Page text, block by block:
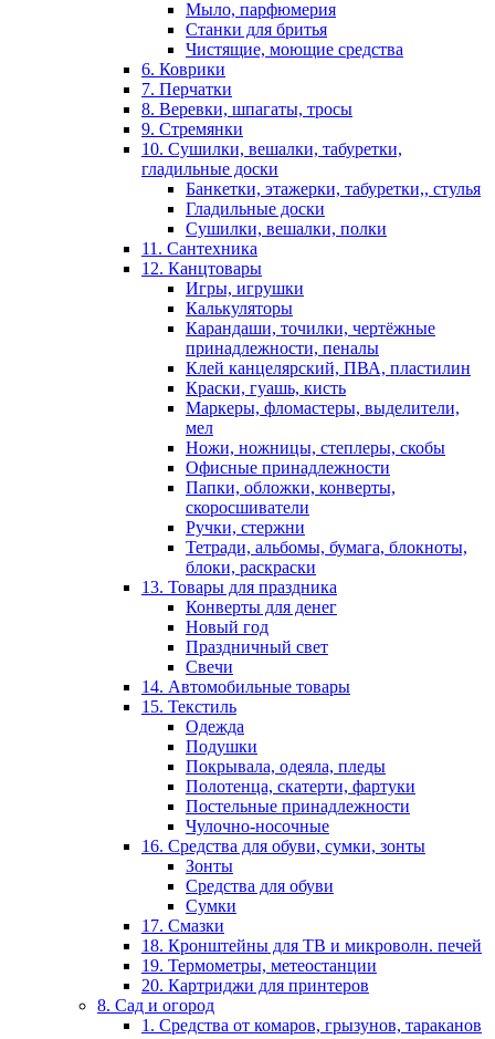
Мыло, парфюмерия
Станки для бритья
Чистящие, моющие средства
6. Коврики
7. Перчатки
8. Веревки, шпагаты, тросы
9. Стремянки
10. Сушилки, вешалки, табуретки,
гладильные доски
Банкетки, этажерки, табуретки,, стулья
Гладильные доски
Сушилки, вешалки, полки
11. Сантехника
12. Канцтовары
Игры, игрушки
Калькуляторы
Карандаши, точилки, чертёжные
принадлежности, пеналы
Клей канцелярский, ПВА, пластилин
Краски, гуашь, кисть
Маркеры, фломастеры, выделители,
мел
Ножи, ножницы, степлеры, скобы
Офисные принадлежности
Папки, обложки, конверты,
скоросшиватели
Ручки, стержни
Тетради, альбомы, бумага, блокноты,
блоки, раскраски
13. Товары для праздника
Конверты для денег
Новый год
Праздничный свет
Свечи
14. Автомобильные товары
15. Текстиль
Одежда
Подушки
Покрывала, одеяла, пледы
Полотенца, скатерти, фартуки
Постельные принадлежности
Чулочно-носочные
16. Средства для обуви, сумки, зонты
Зонты
Средства для обуви
Сумки
17. Смазки
18. Кронштейны для ТВ и микроволн. печей
19. Термометры, метеостанции
20. Картриджи для принтеров
8. Сад и огород
1. Средства от комаров, грызунов, тараканов